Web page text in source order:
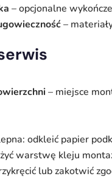
– opcjonalne
–
– miejsce
odkleić papier
warstwę kleju
lub zakotwić